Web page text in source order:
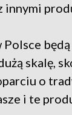
innymi
skalę,
o
i te